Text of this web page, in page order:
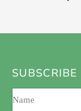
SUBSCRIBE